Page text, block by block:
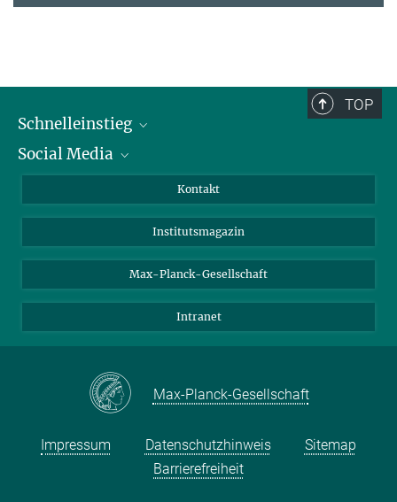
TOP
Schnelleinstieg
Alumni
Fördernde
Schulen
Studierende
Social Media
Bluesky
Facebook
YouTube
Kontakt
Institutsmagazin
Max-Planck-Gesellschaft
Intranet
Max-Planck-Gesellschaft
Impressum Datenschutzhinweis
Sitemap
Barrierefreiheit